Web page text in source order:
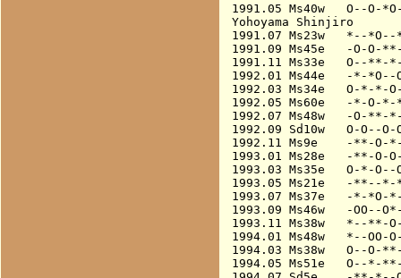
1991.05 Ms40w   O--O-
Yohoyama Shinjiro
1991.07 Ms23w   *--
1991.09 Ms45e   -O-O-
1991.11 Ms33e   O--**-
1992.01 Ms44e   -*-*O--
1992.03 Ms34e   O-*-*-
1992.05 Ms60e   -*-O-*-
1992.07 Ms48w   -O-
1992.09 Sd10w   O-O--
1992.11 Ms9e    -**-O-
1993.01 Ms28e   -**-O-
1993.03 Ms35e   O-*-O--
1993.05 Ms21e   -**--*-
1993.07 Ms37e   -*-*O-
1993.09 Ms46w   -OO--
1993.11 Ms38w   *--**-
1994.01 Ms48w   *--OO-
1994.03 Ms38w   O--O-
1994.05 Ms51e   O--*-